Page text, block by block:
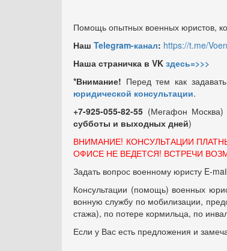
Помощь опытных военных юристов,
Наш Telegram-канал: https://t.me/
Наша страничка в VK здесь=>>>
*Внимание! Перед тем как
юридической консультации.
+7-925-055-82-55 (Мегафон
субботы и выходных дней)
ВНИМАНИЕ! КОНСУЛЬТАЦИИ
ОФИСЕ НЕ ВЕДЕТСЯ! ВСТРЕЧИ
Задать вопрос военному юристу E-
Консультации (помощь) военных
вонную службу по мобилизации,
стажа), по потере кормильца, по
Если у Вас есть предложения и